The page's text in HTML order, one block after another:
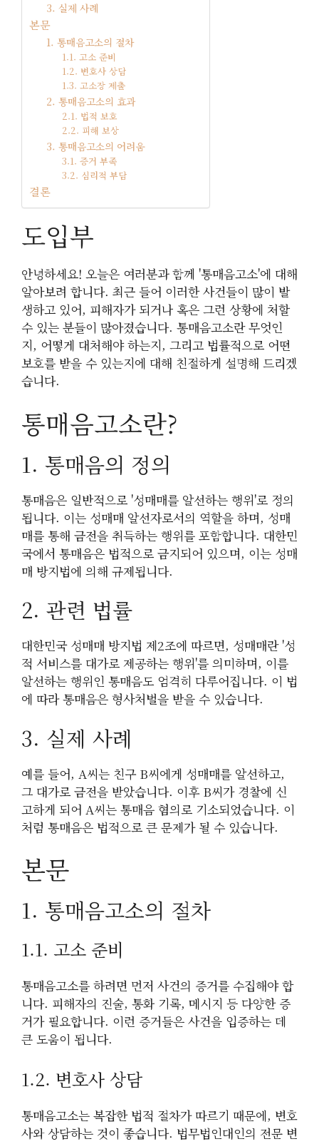
3. 실제 사례
본문
1. 통매음고소의 절차
1.1. 고소 준비
1.2. 변호사 상담
1.3. 고소장 제출
2. 통매음고소의 효과
2.1. 법적 보호
2.2. 피해 보상
3. 통매음고소의 어려움
3.1. 증거 부족
3.2. 심리적 부담
결론
도입부
안녕하세요! 오늘은 여러분과 함께 '통매음고소'에 대해
알아보려 합니다. 최근 들어 이러한 사건들이 많이 발
생하고 있어, 피해자가 되거나 혹은 그런 상황에 처할
수 있는 분들이 많아졌습니다. 통매음고소란 무엇인
지, 어떻게 대처해야 하는지, 그리고 법률적으로 어떤
보호를 받을 수 있는지에 대해 친절하게 설명해 드리겠
습니다.
통매음고소란?
1. 통매음의 정의
통매음은 일반적으로 '성매매를 알선하는 행위'로 정의
됩니다. 이는 성매매 알선자로서의 역할을 하며, 성매
매를 통해 금전을 취득하는 행위를 포함합니다. 대한민
국에서 통매음은 법적으로 금지되어 있으며, 이는 성매
매 방지법에 의해 규제됩니다.
2. 관련 법률
대한민국 성매매 방지법 제2조에 따르면, 성매매란 '성
적 서비스를 대가로 제공하는 행위'를 의미하며, 이를
알선하는 행위인 통매음도 엄격히 다루어집니다. 이 법
에 따라 통매음은 형사처벌을 받을 수 있습니다.
3. 실제 사례
예를 들어, A씨는 친구 B씨에게 성매매를 알선하고,
그 대가로 금전을 받았습니다. 이후 B씨가 경찰에 신
고하게 되어 A씨는 통매음 혐의로 기소되었습니다. 이
처럼 통매음은 법적으로 큰 문제가 될 수 있습니다.
본문
1. 통매음고소의 절차
1.1. 고소 준비
통매음고소를 하려면 먼저 사건의 증거를 수집해야 합
니다. 피해자의 진술, 통화 기록, 메시지 등 다양한 증
거가 필요합니다. 이런 증거들은 사건을 입증하는 데
큰 도움이 됩니다.
1.2. 변호사 상담
통매음고소는 복잡한 법적 절차가 따르기 때문에, 변호
사와 상담하는 것이 좋습니다. 법무법인대인의 전문 변